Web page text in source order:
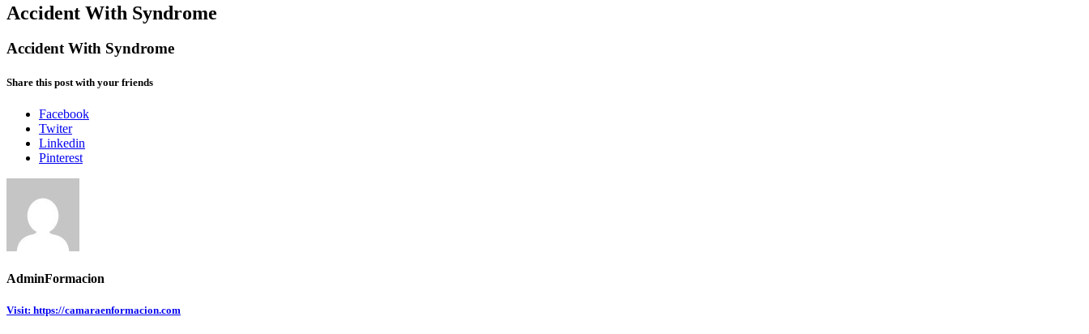
Accident With Syndrome
Accident With Syndrome
Share this post with your friends
Facebook
Twiter
Linkedin
Pinterest
AdminFormacion
Visit: https://camaraenformacion.com